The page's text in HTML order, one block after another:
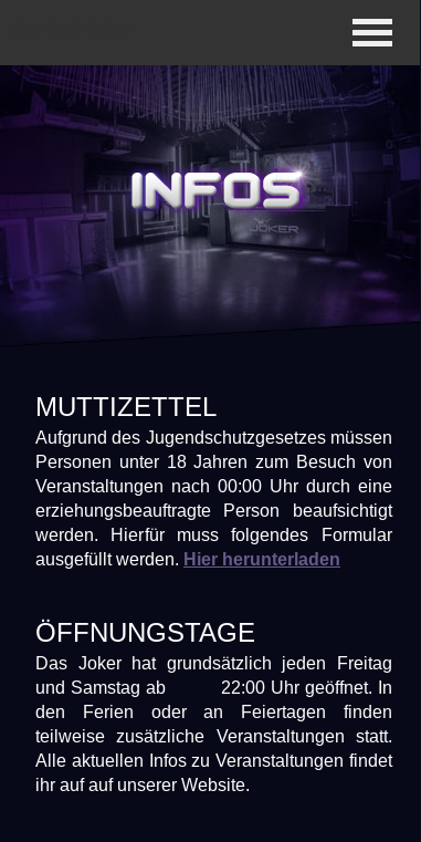
MUTTIZETTEL
Aufgrund des Jugendschutzgesetzes müssen
Personen unter 18 Jahren zum Besuch von
Veranstaltungen nach 00:00 Uhr durch eine
erziehungsbeauftragte Person beaufsichtigt
werden. Hierfür muss folgendes Formular
ausgefüllt werden. Hier herunterladen
ÖFFNUNGSTAGE
Das Joker hat grundsätzlich jeden Freitag
und Samstag ab 22:00 Uhr geöffnet. In
den Ferien oder an Feiertagen finden
teilweise zusätzliche Veranstaltungen statt.
Alle aktuellen Infos zu Veranstaltungen findet
ihr auf auf unserer Website.